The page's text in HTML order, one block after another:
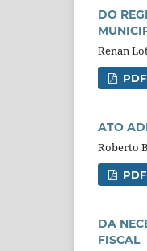
DO
Renan
PDF
ATO
Roberto
PDF
DA
FISCAL